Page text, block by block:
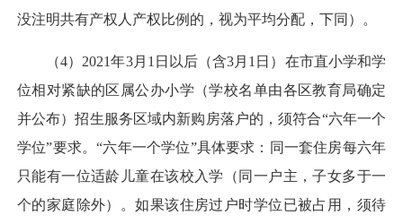
没注明共有产权人产权比例的，视为平均分配，下同）。
（4）2021年3月1日以后（含3月1日）在市直小学和学
位相对紧缺的区属公办小学（学校名单由各区教育局确定
并公布）招生服务区域内新购房落户的，须符合“六年一个
学位”要求。“六年一个学位”具体要求：同一套住房每六年
只能有一位适龄儿童在该校入学（同一户主，子女多于一
个的家庭除外）。如果该住房过户时学位已被占用，须待